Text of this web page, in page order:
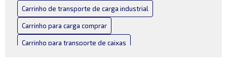
Carrinho de Carga Industrial: Escolha o Melhor para Suas
Necessidades
Carrinho de transporte de carga industrial
Carrinho para carga comprar
Carrinho para transporte de caixas